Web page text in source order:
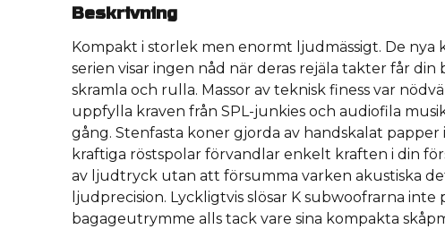
Beskrivning
Kompakt i storlek men enormt ljudmässigt. De nya
serien visar ingen nåd när deras rejäla takter får din
skramla och rulla. Massor av teknisk finess var
uppfylla kraven från SPL-junkies och audiofila
gång. Stenfasta koner gjorda av handskalat papper
kraftiga röstspolar förvandlar enkelt kraften i din
av ljudtryck utan att försumma varken akustiska
ljudprecision. Lyckligtvis slösar K subwoofrarna inte
bagageutrymme alls tack vare sina kompakta